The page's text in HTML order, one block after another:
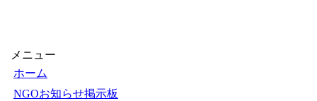
メニュー
ホーム
NGOお知らせ掲示板